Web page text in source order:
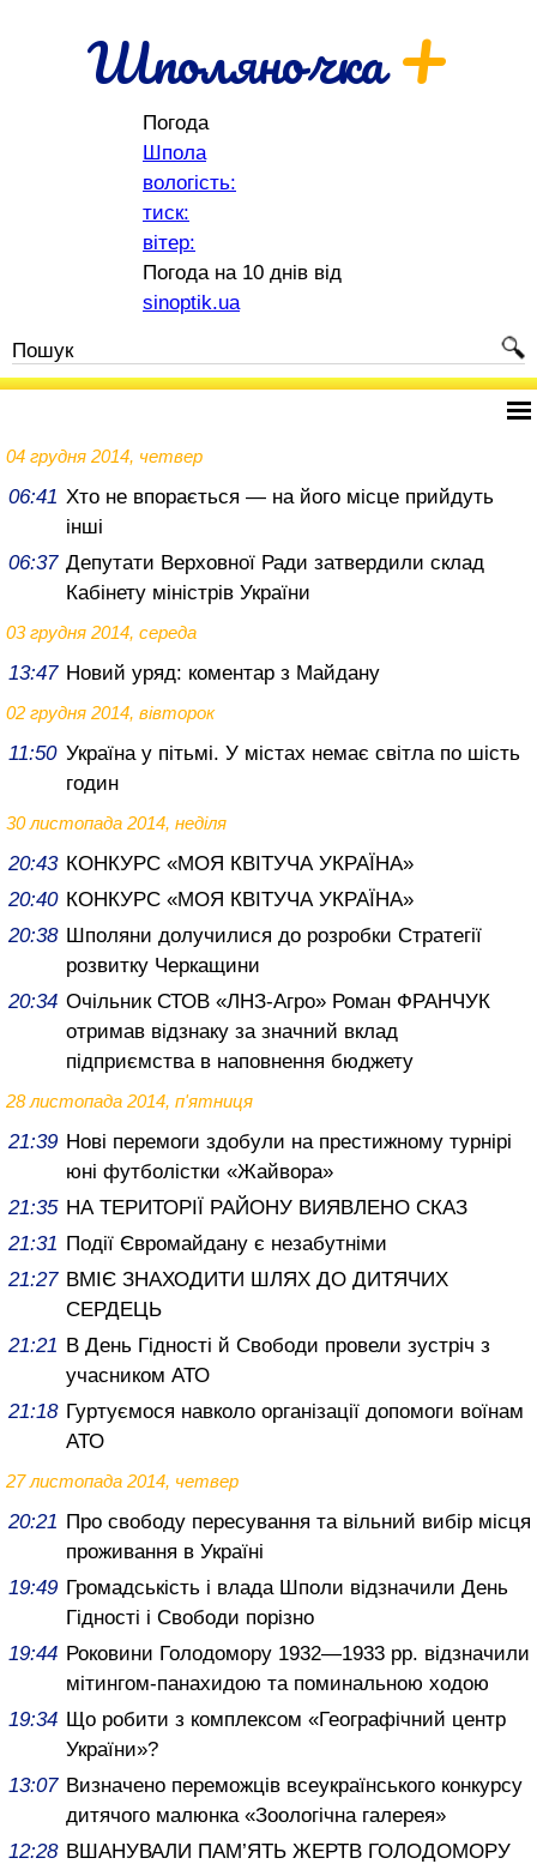
Шполяночка+
Погода
Шпола
вологість:
тиск:
вітер:
Погода на 10 днів від
sinoptik.ua
04 грудня 2014, четвер
06:41 Хто не впорається — на його місце прийдуть
інші
06:37 Депутати Верховної Ради затвердили склад
Кабінету міністрів України
03 грудня 2014, середа
13:47 Новий уряд: коментар з Майдану
02 грудня 2014, вівторок
11:50 Україна у пітьмі. У містах немає світла по шість
годин
30 листопада 2014, неділя
20:43 КОНКУРС «МОЯ КВІТУЧА УКРАЇНА»
20:40 КОНКУРС «МОЯ КВІТУЧА УКРАЇНА»
20:38 Шполяни долучилися до розробки Стратегії
розвитку Черкащини
20:34 Очільник СТОВ «ЛНЗ-Агро» Роман ФРАНЧУК
отримав відзнаку за значний вклад
підприємства в наповнення бюджету
28 листопада 2014, п'ятниця
21:39 Нові перемоги здобули на престижному турнірі
юні футболістки «Жайвора»
21:35 НА ТЕРИТОРІЇ РАЙОНУ ВИЯВЛЕНО СКАЗ
21:31 Події Євромайдану є незабутніми
21:27 ВМІЄ ЗНАХОДИТИ ШЛЯХ ДО ДИТЯЧИХ
СЕРДЕЦЬ
21:21 В День Гідності й Свободи провели зустріч з
учасником АТО
21:18 Гуртуємося навколо організації допомоги воїнам
АТО
27 листопада 2014, четвер
20:21 Про свободу пересування та вільний вибір місця
проживання в Україні
19:49 Громадськість і влада Шполи відзначили День
Гідності і Свободи порізно
19:44 Роковини Голодомору 1932—1933 рр. відзначили
мітингом-панахидою та поминальною ходою
19:34 Що робити з комплексом «Географічний центр
України»?
13:07 Визначено переможців всеукраїнського конкурсу
дитячого малюнка «Зоологічна галерея»
12:28 ВШАНУВАЛИ ПАМ’ЯТЬ ЖЕРТВ ГОЛОДОМОРУ